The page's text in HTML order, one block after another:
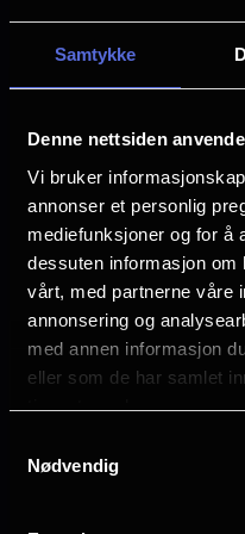
Samtykke
Denne nettsiden
Vi bruker
annonser et personlig
mediefunksjoner og for å
dessuten informasjon om
vårt, med partnerne våre
annonsering og
med annen informasjon
eller som de har samlet
tjenestene deres.
Nødvendig
Andy Richter
Megan Lawless
EN
Sjanger
Horror
Distributør
United International